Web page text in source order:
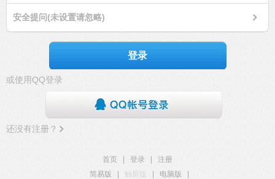
安全提问(未设置请忽略)
登录
或使用QQ登录
还没有注册？
首页 登录
注册
简易版
触屏版 电脑版